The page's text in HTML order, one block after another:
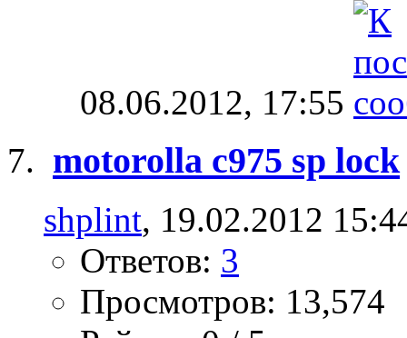
08.06.2012, 17:55
motorolla c975 sp lock
shplint, 19.02.2012
Ответов: 3
Просмотров: 13,574